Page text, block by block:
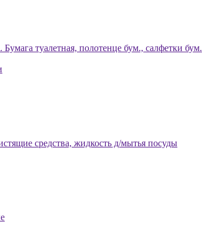
Бумага туалетная, полотенце бум., салфетки бум.
средства, жидкость д/мытья посуды